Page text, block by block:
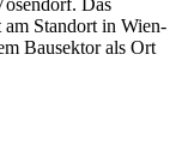
Das
Standort in Wien-
Bausektor als Ort